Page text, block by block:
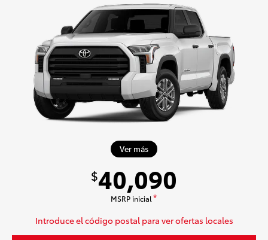
Ver más
$40,090
MSRP inicial*
Introduce el código postal para ver ofertas locales